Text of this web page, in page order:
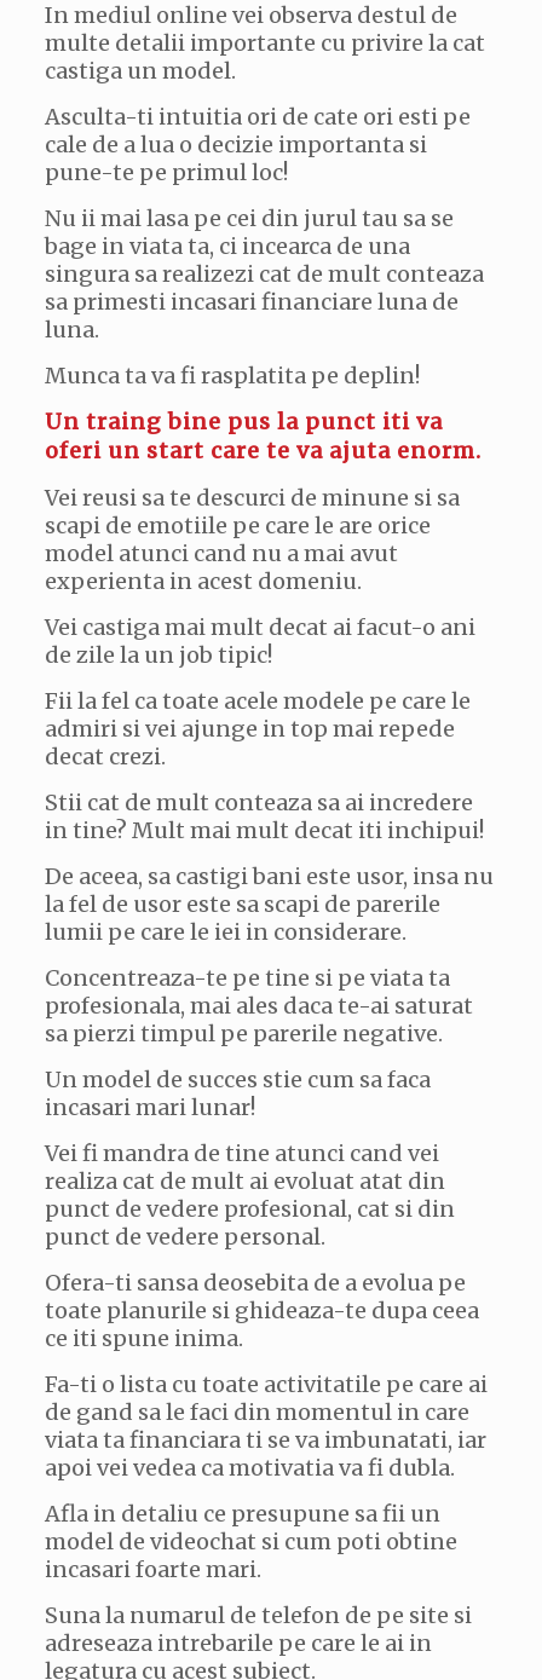
In mediul online vei observa destul de
multe detalii importante cu privire la cat
castiga un model.
Asculta-ti intuitia ori de cate ori esti pe
cale de a lua o decizie importanta si
pune-te pe primul loc!
Nu ii mai lasa pe cei din jurul tau sa se
bage in viata ta, ci incearca de una
singura sa realizezi cat de mult conteaza
sa primesti incasari financiare luna de
luna.
Munca ta va fi rasplatita pe deplin!
Un traing bine pus la punct iti va
oferi un start care te va ajuta enorm.
Vei reusi sa te descurci de minune si sa
scapi de emotiile pe care le are orice
model atunci cand nu a mai avut
experienta in acest domeniu.
Vei castiga mai mult decat ai facut-o ani
de zile la un job tipic!
Fii la fel ca toate acele modele pe care le
admiri si vei ajunge in top mai repede
decat crezi.
Stii cat de mult conteaza sa ai incredere
in tine? Mult mai mult decat iti inchipui!
De aceea, sa castigi bani este usor, insa nu
la fel de usor este sa scapi de parerile
lumii pe care le iei in considerare.
Concentreaza-te pe tine si pe viata ta
profesionala, mai ales daca te-ai saturat
sa pierzi timpul pe parerile negative.
Un model de succes stie cum sa faca
incasari mari lunar!
Vei fi mandra de tine atunci cand vei
realiza cat de mult ai evoluat atat din
punct de vedere profesional, cat si din
punct de vedere personal.
Ofera-ti sansa deosebita de a evolua pe
toate planurile si ghideaza-te dupa ceea
ce iti spune inima.
Fa-ti o lista cu toate activitatile pe care ai
de gand sa le faci din momentul in care
viata ta financiara ti se va imbunatati, iar
apoi vei vedea ca motivatia va fi dubla.
Afla in detaliu ce presupune sa fii un
model de videochat si cum poti obtine
incasari foarte mari.
Suna la numarul de telefon de pe site si
adreseaza intrebarile pe care le ai in
legatura cu acest subiect.